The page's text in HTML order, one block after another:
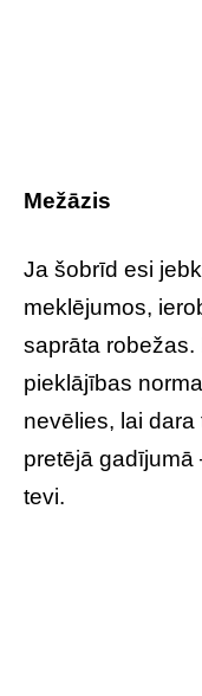
Mežāzis
Ja šobrīd esi
meklējumos,
saprāta
pieklājības
nevēlies, lai
pretējā gadījumā
tevi.